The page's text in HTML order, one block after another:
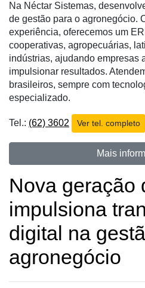
Cadastre-
se
Minha
conta
Notícias
Destaque
Mercado
Cadeira
Artigos
Agenda
Na Néctar Sistemas,
de gestão para o agronegócio.
experiência, oferecemos um
cooperativas, agropecuárias,
indústrias, ajudando empresas
impulsionar resultados.
brasileiros, sempre com
especializado.
Tel.: (62) 3602 Ver tel. completo
Mais
Nova geração
impulsiona
digital na
agronegócio